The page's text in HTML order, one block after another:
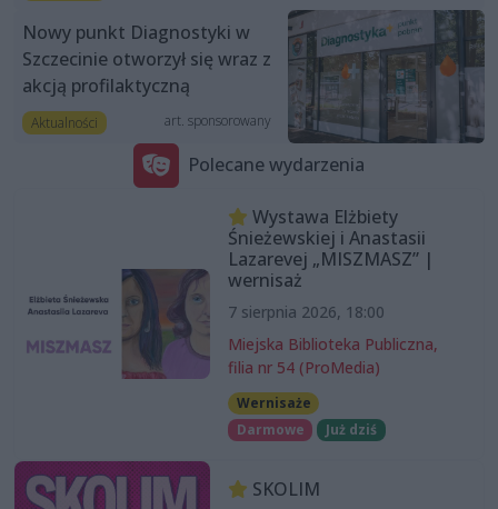
Nowy punkt Diagnostyki w
Szczecinie otworzył się wraz z
akcją profilaktyczną
Aktualności art. sponsorowany
Polecane wydarzenia
Wystawa Elżbiety
Śnieżewskiej i Anastasii
Lazarevej „MISZMASZ” |
wernisaż
7 sierpnia 2026, 18:00
Miejska Biblioteka Publiczna,
filia nr 54 (ProMedia)
Wernisaże
Darmowe
Już dziś
SKOLIM